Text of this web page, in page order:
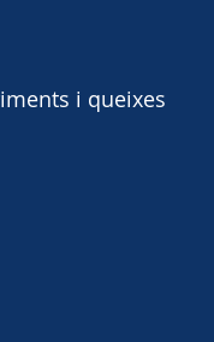
i queixes